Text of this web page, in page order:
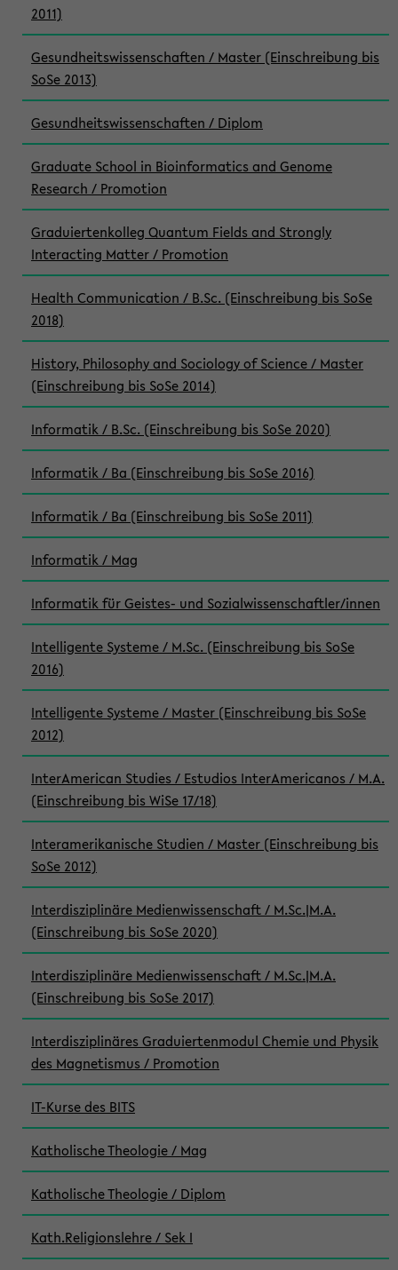
2011)
Gesundheitswissenschaften / Master (Einschreibung bis
SoSe 2013)
Gesundheitswissenschaften / Diplom
Graduate School in Bioinformatics and Genome
Research / Promotion
Graduiertenkolleg Quantum Fields and Strongly
Interacting Matter / Promotion
Health Communication / B.Sc. (Einschreibung bis SoSe
2018)
History, Philosophy and Sociology of Science / Master
(Einschreibung bis SoSe 2014)
Informatik / B.Sc. (Einschreibung bis SoSe 2020)
Informatik / Ba (Einschreibung bis SoSe 2016)
Informatik / Ba (Einschreibung bis SoSe 2011)
Informatik / Mag
Informatik für Geistes- und Sozialwissenschaftler/innen
Intelligente Systeme / M.Sc. (Einschreibung bis SoSe
2016)
Intelligente Systeme / Master (Einschreibung bis SoSe
2012)
InterAmerican Studies / Estudios InterAmericanos / M.A.
(Einschreibung bis WiSe 17/18)
Interamerikanische Studien / Master (Einschreibung bis
SoSe 2012)
Interdisziplinäre Medienwissenschaft / M.Sc.|M.A.
(Einschreibung bis SoSe 2020)
Interdisziplinäre Medienwissenschaft / M.Sc.|M.A.
(Einschreibung bis SoSe 2017)
Interdisziplinäres Graduiertenmodul Chemie und Physik
des Magnetismus / Promotion
IT-Kurse des BITS
Katholische Theologie / Mag
Katholische Theologie / Diplom
Kath.Religionslehre / Sek I